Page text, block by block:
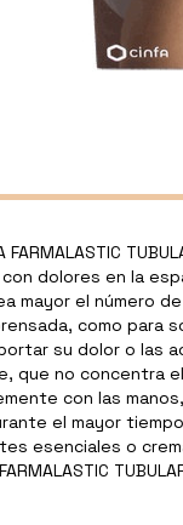
FARMALASTIC
dolores en la
mayor el número
como para
su dolor o las
que no concentra
con las
el mayor
esenciales o
FARMALASTIC